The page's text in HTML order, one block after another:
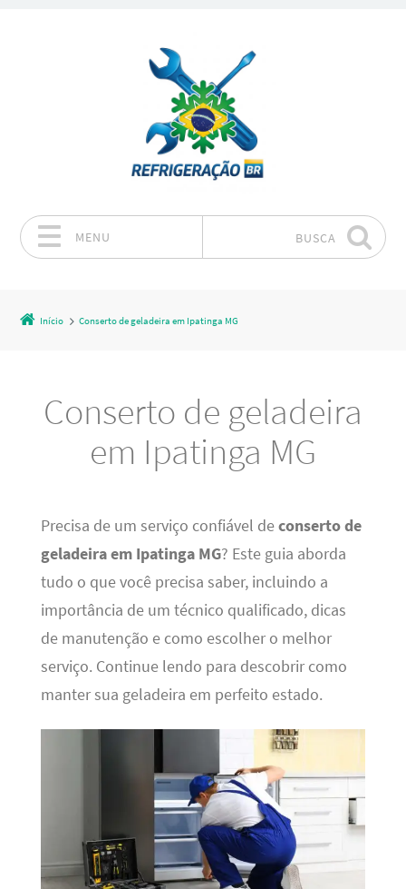
MENU BUSCA
Início Conserto de geladeira em Ipatinga MG
Conserto de geladeira
em Ipatinga MG
Precisa de um serviço confiável deconserto de
geladeira em Ipatinga MG? Este guia aborda
tudo o que você precisa saber, incluindo a
importância de um técnico qualificado, dicas
de manutenção e como escolher o melhor
serviço. Continue lendo para descobrir como
manter sua geladeira em perfeito estado.